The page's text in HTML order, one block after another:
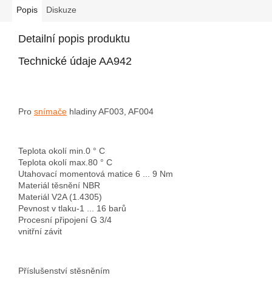
Popis Diskuze
Detailní popis produktu
Technické údaje AA942
Pro snímače hladiny AF003, AF004
Teplota okolí min.0 ° C
Teplota okolí max.80 ° C
Utahovací momentová matice 6 ... 9 Nm
Materiál těsnění NBR
Materiál V2A (1.4305)
Pevnost v tlaku-1 ... 16 barů
Procesní připojení G 3/4
vnitřní závit
Příslušenství stěsněním